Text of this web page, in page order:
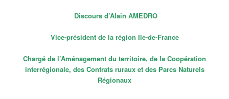
Discours d’Alain AMEDRO
Vice-président de la région Ile-de-France
Chargé de l’Aménagement du territoire, de la Coopération
interrégionale, des Contrats ruraux et des Parcs Naturels
Régionaux